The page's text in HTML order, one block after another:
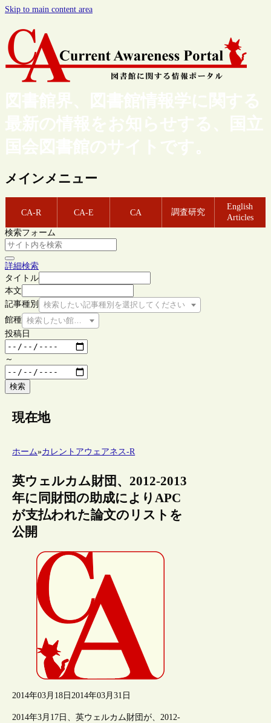
Skip to main content area
図書館界、図書館情報学に関する
最新の情報をお知らせする、国立
国会図書館のサイトです。
メインメニュー
CA-R CA-E CA 調査研究
English
Articles
検索フォーム
詳細検索
タイトル
本文
記事種別
検索したい記事種別を選択してください
館種 検索したい館種を選択してください
投稿日
～
検索
現在地
ホーム»カレントアウェアネス-R
英ウェルカム財団、2012-2013
年に同財団の助成によりAPC
が支払われた論文のリストを
公開
2014年03月18日 2014年03月31日
2014年3月17日、英ウェルカム財団が、2012-